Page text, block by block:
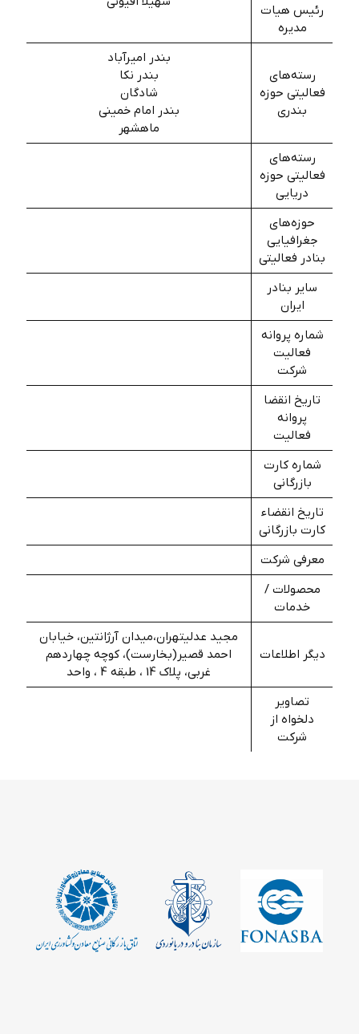
رئیس هیات
مدیره
رسته‌های
فعالیتی حوزه
بندری
بندر امیرآباد
بندر نکا
شادگان
بندر امام خميني
ماهشهر
رسته‌های
فعالیتی حوزه
دریایی
حوزه‌های
جغرافیایی
بنادر فعالیتی
سایر بنادر
ایران
شماره پروانه
فعالیت
شرکت
تاریخ انقضا
پروانه
فعالیت
شماره کارت
بازرگانی
تاریخ انقضاء
کارت بازرگانی
معرفی شرکت
محصولات /
خدمات
دیگر اطلاعات
مجید عدلیتهران،میدان آرژانتین، خیابان
احمد قصیر(بخارست)، کوچه چهاردهم
غربی، پلاک 14 ، طبقه 4 ، واحد
تصاویر
دلخواه از
شرکت